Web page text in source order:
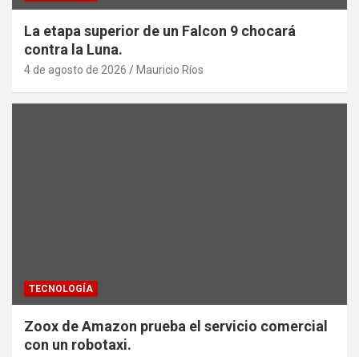
La etapa superior de un Falcon 9 chocará
contra la Luna.
4 de agosto de 2026 Mauricio Ríos
TECNOLOGÍA
Zoox de Amazon prueba el servicio comercial
con un robotaxi.